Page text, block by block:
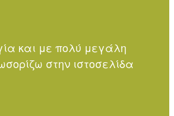
και με πολύ μεγάλη
στην ιστοσελίδα